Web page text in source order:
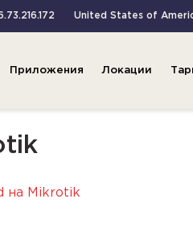
United States of
Приложения Локации
на Mikrotik